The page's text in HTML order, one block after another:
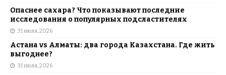
Опаснее сахара? Что показывают последние
исследования о популярных подсластителях
31 июля, 2026
Астана vs Алматы: два города Казахстана. Где жить
выгоднее?
31 июля, 2026